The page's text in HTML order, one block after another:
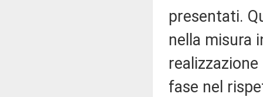
presentati.
nella misura
fase nel